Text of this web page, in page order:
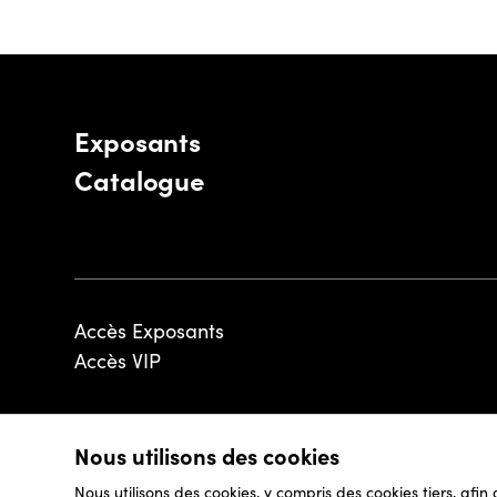
Nous utilisons des cookies
Nous utilisons des cookies, y compris des cookies tiers,
Exposants
Catalogue
Accès Exposants
Accès VIP
© 2026 - Luxembourg Art Week S.A.